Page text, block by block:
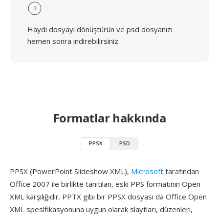
3
Haydi dosyayı dönüştürün ve psd dosyanızı
hemen sonra indirebilirsiniz
Formatlar hakkında
PPSX PSD
PPSX (PowerPoint Slideshow XML), Microsoft tarafından
Office 2007 ile birlikte tanıtılan, eski PPS formatının Open
XML karşılığıdır. PPTX gibi bir PPSX dosyası da Office Open
XML spesifikasyonuna uygun olarak slaytları, düzenleri,